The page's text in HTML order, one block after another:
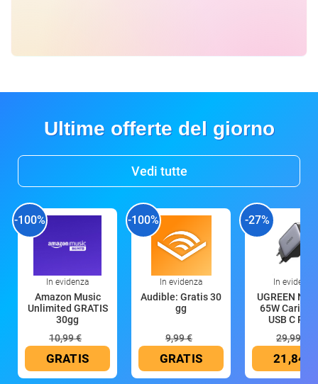
Ultime offerte del giorno
Vedi tutte
-100%
In evidenza
Amazon Music
Unlimited GRATIS
30gg
10,99 €
GRATIS
-100%
In evidenza
Audible: Gratis 30
gg
9,99 €
GRATIS
-27%
In evidenza
UGREEN
65W
USB C
29,99 €
21,84 €